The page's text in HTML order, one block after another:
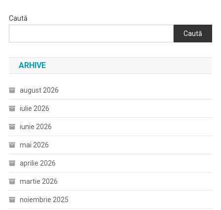
Caută
Caută
ARHIVE
august 2026
iulie 2026
iunie 2026
mai 2026
aprilie 2026
martie 2026
noiembrie 2025